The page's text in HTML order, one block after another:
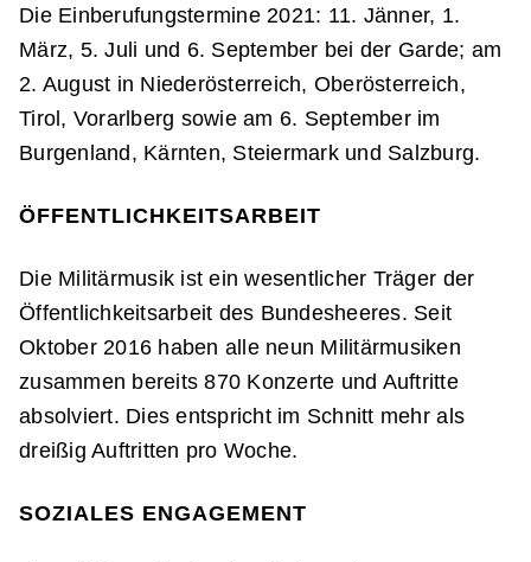
Die Einberufungstermine 2021: 11. Jänner, 1.
März, 5. Juli und 6. September bei der Garde; am
2. August in Niederösterreich, Oberösterreich,
Tirol, Vorarlberg sowie am 6. September im
Burgenland, Kärnten, Steiermark und Salzburg.
ÖFFENTLICHKEITSARBEIT
Die Militärmusik ist ein wesentlicher Träger der
Öffentlichkeitsarbeit des Bundesheeres. Seit
Oktober 2016 haben alle neun Militärmusiken
zusammen bereits 870 Konzerte und Auftritte
absolviert. Dies entspricht im Schnitt mehr als
dreißig Auftritten pro Woche.
SOZIALES ENGAGEMENT